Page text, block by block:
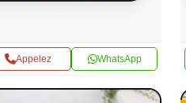
Appelez WhatsApp